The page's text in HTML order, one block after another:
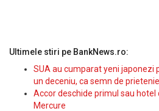
Ultimele stiri pe BankNews.ro:
SUA au cumparat yeni japonezi
un deceniu, ca semn de prietenie
Accor deschide primul sau hotel
Mercure